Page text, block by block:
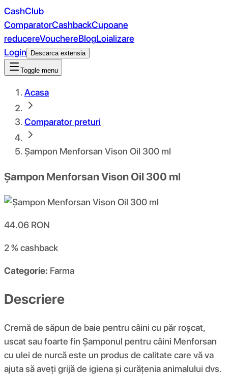
CashClub
ComparatorCashbackCupoane
reducereVouchereBlogLoializare
Login
Descarca extensia
Toggle menu
Acasa
Comparator preturi
Șampon Menforsan Vison Oil 300 ml
Șampon Menforsan Vison Oil 300 ml
44.06 RON
2 %cashback
Categorie: Farma
Descriere
Cremă de săpun de baie pentru câini cu păr roșcat,
uscat sau foarte fin Șamponul pentru câini Menforsan
cu ulei de nurcă este un produs de calitate care vă va
ajuta să aveți grijă de igiena și curățenia animalului dvs.